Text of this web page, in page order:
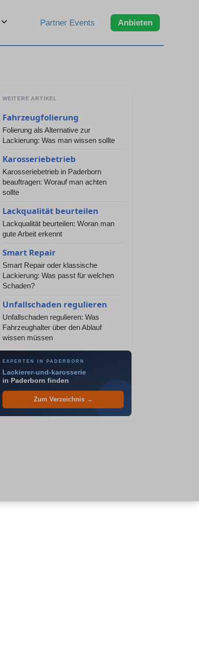
Partner Events Anbieten
WEITERE ARTIKEL
Fahrzeugfolierung
Folierung als Alternative zur
Lackierung: Was man wissen sollte
Karosseriebetrieb
Karosseriebetrieb in Paderborn
beauftragen: Worauf man achten
sollte
Lackqualität beurteilen
Lackqualität beurteilen: Woran man
gute Arbeit erkennt
Smart Repair
Smart Repair oder klassische
Lackierung: Was passt für welchen
Schaden?
Unfallschaden regulieren
Unfallschaden regulieren: Was
Fahrzeughalter über den Ablauf
wissen müssen
EXPERTEN IN PADERBORN
Lackierer-und-karosserie
in Paderborn finden
Zum Verzeichnis →